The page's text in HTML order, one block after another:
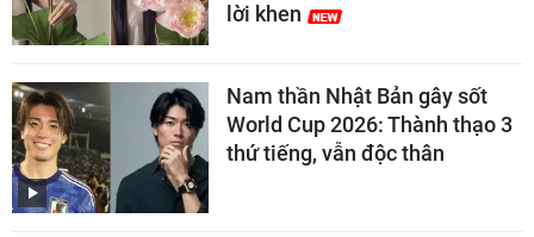
lời khen
Nam thần Nhật Bản gây sốt
World Cup 2026: Thành thạo 3
thứ tiếng, vẫn độc thân